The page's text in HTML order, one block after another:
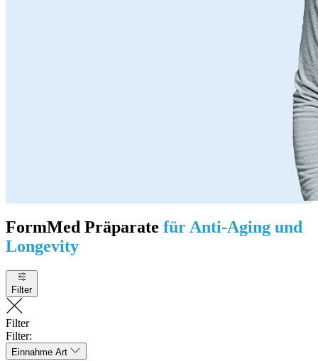
FormMed Präparate für Anti-Aging und
Longevity
Filter
Filter
Filter:
Einnahme Art